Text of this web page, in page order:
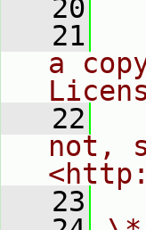
   20
   21
a
   22
not,
   23